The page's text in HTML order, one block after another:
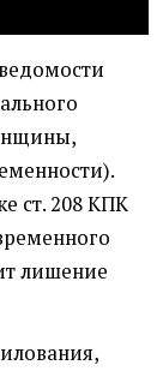
ст. 208 КПК
лишение